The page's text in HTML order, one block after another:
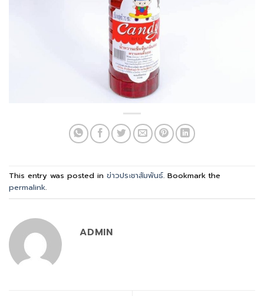
This entry was posted in ข่าวประชาสัมพันธ์. Bookmark the
permalink.
ADMIN